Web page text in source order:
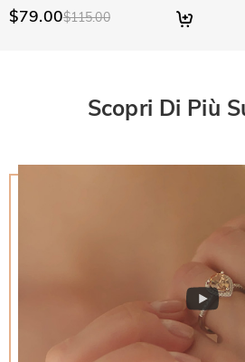
$79.00$115.00
Scopri Di Più